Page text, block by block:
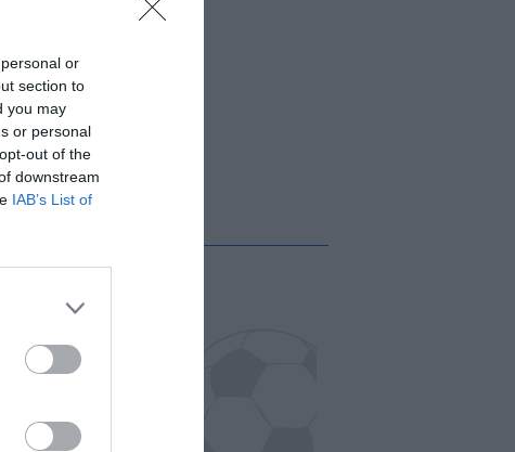
or
section to
you may
or personal
out of the
downstream
IAB’s List of